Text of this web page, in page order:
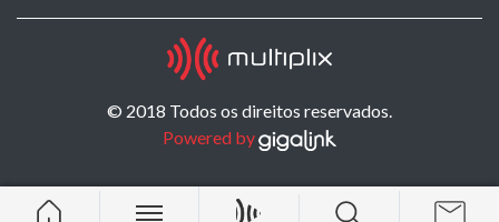
© 2018 Todos os direitos reservados.
Powered by